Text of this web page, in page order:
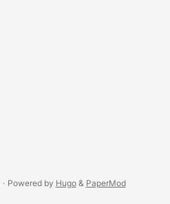
· Powered by Hugo& PaperMod